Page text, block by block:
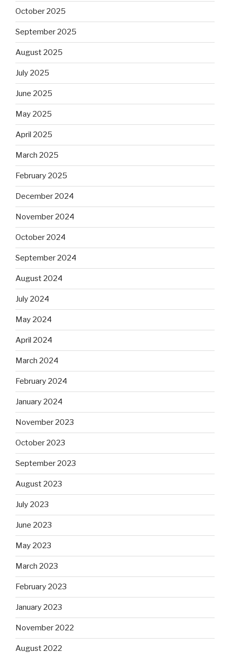
October 2025
September 2025
August 2025
July 2025
June 2025
May 2025
April 2025
March 2025
February 2025
December 2024
November 2024
October 2024
September 2024
August 2024
July 2024
May 2024
April 2024
March 2024
February 2024
January 2024
November 2023
October 2023
September 2023
August 2023
July 2023
June 2023
May 2023
March 2023
February 2023
January 2023
November 2022
August 2022